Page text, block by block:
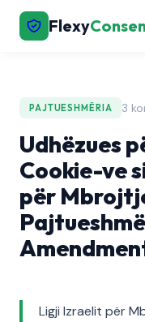
Flexy
PAJTUESHMËRIA 3
Udhëzues
Cookie-ve
për
Ligji Izraelit për